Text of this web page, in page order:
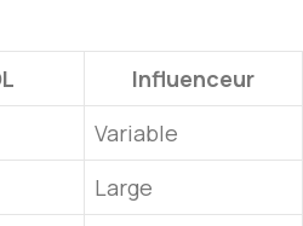
Influenceur
Variable
Large